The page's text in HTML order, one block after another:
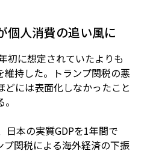
個人消費の追い風に
初に想定されていたよりも
維持した。トランプ関税の悪
どには表面化しなかったこと
日本の実質GDPを1年間で
関税による海外経済の下振